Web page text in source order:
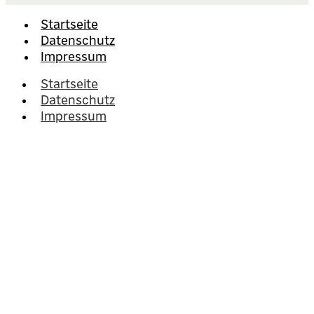
Startseite
Datenschutz
Impressum
Startseite
Datenschutz
Impressum